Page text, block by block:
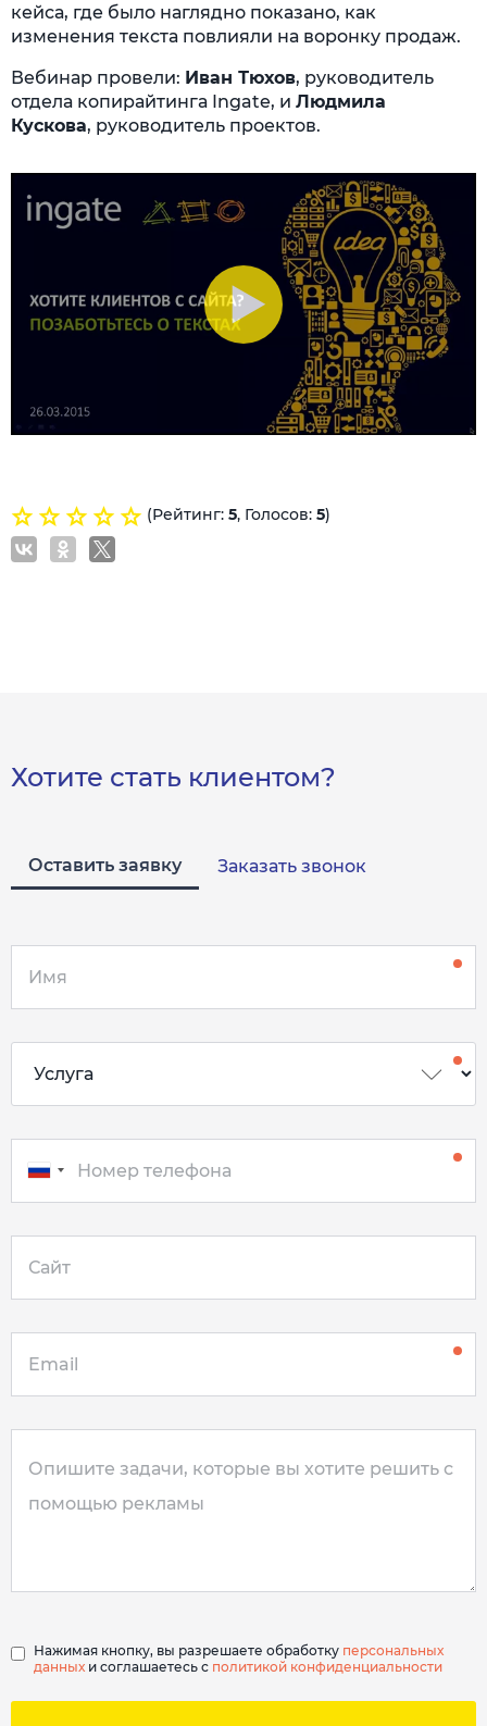
кейса, где было наглядно показано, как
изменения текста повлияли на воронку продаж.
Вебинар провели: Иван Тюхов, руководитель
отдела копирайтинга Ingate, и Людмила
Кускова, руководитель проектов.
(Рейтинг: 5, Голосов: 5)
Хотите стать клиентом?
Оставить заявку Заказать звонок
Нажимая кнопку, вы разрешаете обработку персональных
данных и соглашаетесь с политикой конфиденциальности